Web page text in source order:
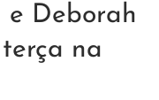
Deborah
na